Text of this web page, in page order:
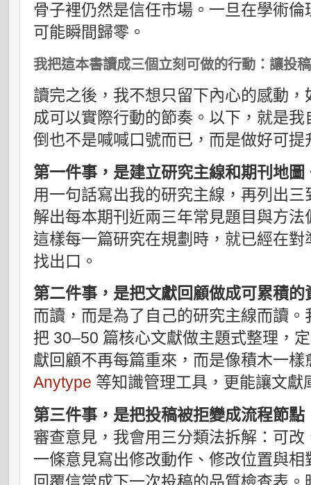
骨子裡仍然是信任市場。一旦在學術
可能瞬間歸零。
我把這本書讀成三個立刻可做的行動：讓投
讀完之後，我不想只留下內心的感動
成可以實際行動的節奏。以下，就是
倒也不是喊喊口號而已，而是做好可
第一件事，是建立研究主線和期刊地圖
用一句話寫出我的研究主線，再列出
解出每本期刊近兩三年常見題目與方
這樣每一篇研究在規劃時，就已經在
找出口。
第二件事，是把文獻回顧做成可累積的
而讀，而是為了自己的研究主線而讀
把 30–50 篇核心文獻做主題式整理，
獻回顧不再每篇重來，而是像積木一
Anytype 等知識管理工具，更能讓文獻
第三件事，是把投稿被拒變成流程節
審查意見，我會用三分類法拆解：可
一條意見寫出修改動作、修改位置與